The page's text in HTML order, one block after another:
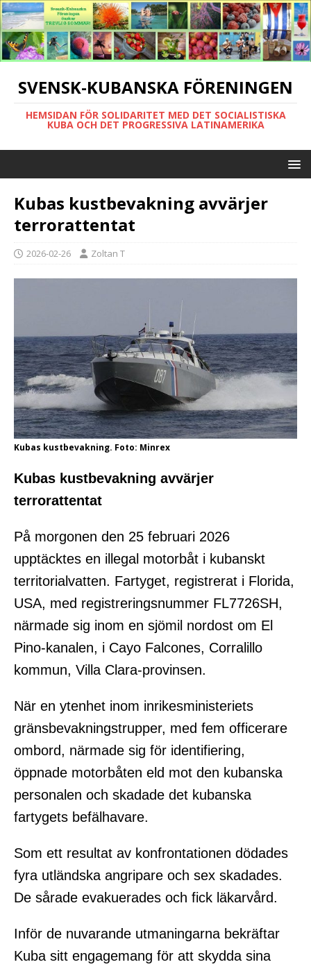
SVENSK-KUBANSKA FÖRENINGEN
HEMSIDAN FÖR SOLIDARITET MED DET SOCIALISTISKA
KUBA OCH DET PROGRESSIVA LATINAMERIKA
Kubas kustbevakning avvärjer
terrorattentat
2026-02-26 Zoltan T
Kubas kustbevakning. Foto: Minrex
Kubas kustbevakning avvärjer
terrorattentat
På morgonen den 25 februari 2026
upptäcktes en illegal motorbåt i kubanskt
territorialvatten. Fartyget, registrerat i Florida,
USA, med registreringsnummer FL7726SH,
närmade sig inom en sjömil nordost om El
Pino-kanalen, i Cayo Falcones, Corralillo
kommun, Villa Clara-provinsen.
När en ytenhet inom inrikesministeriets
gränsbevakningstrupper, med fem officerare
ombord, närmade sig för identifiering,
öppnade motorbåten eld mot den kubanska
personalen och skadade det kubanska
fartygets befälhavare.
Som ett resultat av konfrontationen dödades
fyra utländska angripare och sex skadades.
De sårade evakuerades och fick läkarvård.
Inför de nuvarande utmaningarna bekräftar
Kuba sitt engagemang för att skydda sina